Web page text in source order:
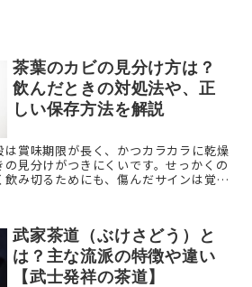
茶葉のカビの見分け方は？
飲んだときの対処法や、正
しい保存方法を解説
賞味期限が長く、かつカラカラに乾燥
の見分けがつきにくいです。せっかくの
み切るためにも、傷んだサインは覚え
武家茶道（ぶけさどう）と
は？主な流派の特徴や違い
【武士発祥の茶道】